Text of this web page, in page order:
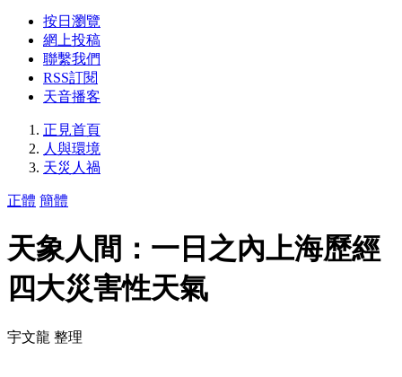
按日瀏覽
網上投稿
聯繫我們
RSS訂閱
天音播客
正見首頁
人與環境
天災人禍
正體 簡體
天象人間：一日之內上海歷經
四大災害性天氣
宇文龍 整理